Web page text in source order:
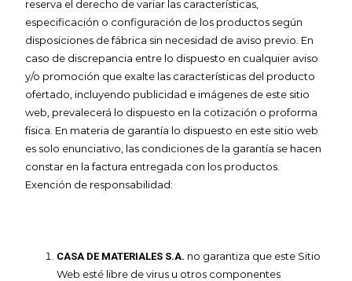
reserva el derecho de variar las características,
especificación o configuración de los productos según
disposiciones de fábrica sin necesidad de aviso previo. En
caso de discrepancia entre lo dispuesto en cualquier aviso
y/o promoción que exalte las características del producto
ofertado, incluyendo publicidad e imágenes de este sitio
web, prevalecerá lo dispuesto en la cotización o proforma
física. En materia de garantía lo dispuesto en este sitio web
es solo enunciativo, las condiciones de la garantía se hacen
constar en la factura entregada con los productos.
Exención de responsabilidad:
CASA DE MATERIALES S.A. no garantiza que este Sitio
Web esté libre de virus u otros componentes